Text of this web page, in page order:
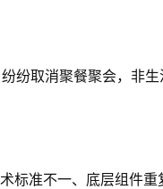
纷取消聚餐聚会，非
标准不一、底层组件